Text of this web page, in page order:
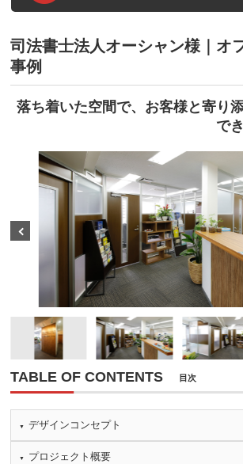
司法書士法人オーシャン様｜オ
事例
落ち着いた空間で、お客様と寄り
で
TABLE OF CONTENTS 目次
デザインコンセプト
プロジェクト概要